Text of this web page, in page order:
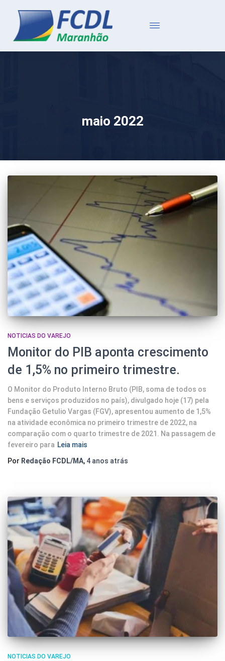
maio 2022
NOTICIAS DO VAREJO
Monitor do PIB aponta crescimento
de 1,5% no primeiro trimestre.
O Monitor do Produto Interno Bruto (PIB, soma de todos os
bens e serviços produzidos no país), divulgado hoje (17) pela
Fundação Getulio Vargas (FGV), apresentou aumento de 1,5%
na atividade econômica no primeiro trimestre de 2022, na
comparação com o quarto trimestre de 2021. Na passagem de
fevereiro para Leia mais
Por Redação FCDL/MA, 4 anos atrás
NOTICIAS DO VAREJO